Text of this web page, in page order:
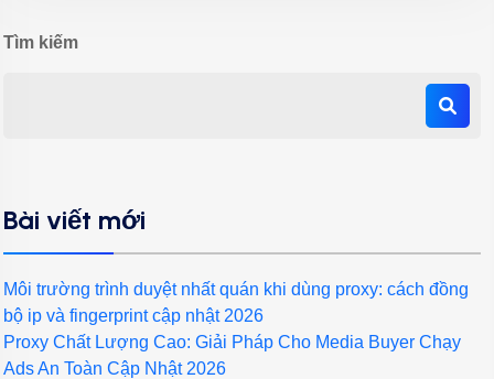
Tìm kiếm
Bài viết mới
Môi trường trình duyệt nhất quán khi dùng proxy: cách đồng
bộ ip và fingerprint cập nhật 2026
Proxy Chất Lượng Cao: Giải Pháp Cho Media Buyer Chạy
Ads An Toàn Cập Nhật 2026